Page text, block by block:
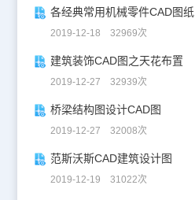
各经典常用机械零件CAD图纸
2019-12-18 32969次
建筑装饰CAD图之天花布置
2019-12-27 32939次
桥梁结构图设计CAD图
2019-12-27 32008次
范斯沃斯CAD建筑设计图
2019-12-19 31022次